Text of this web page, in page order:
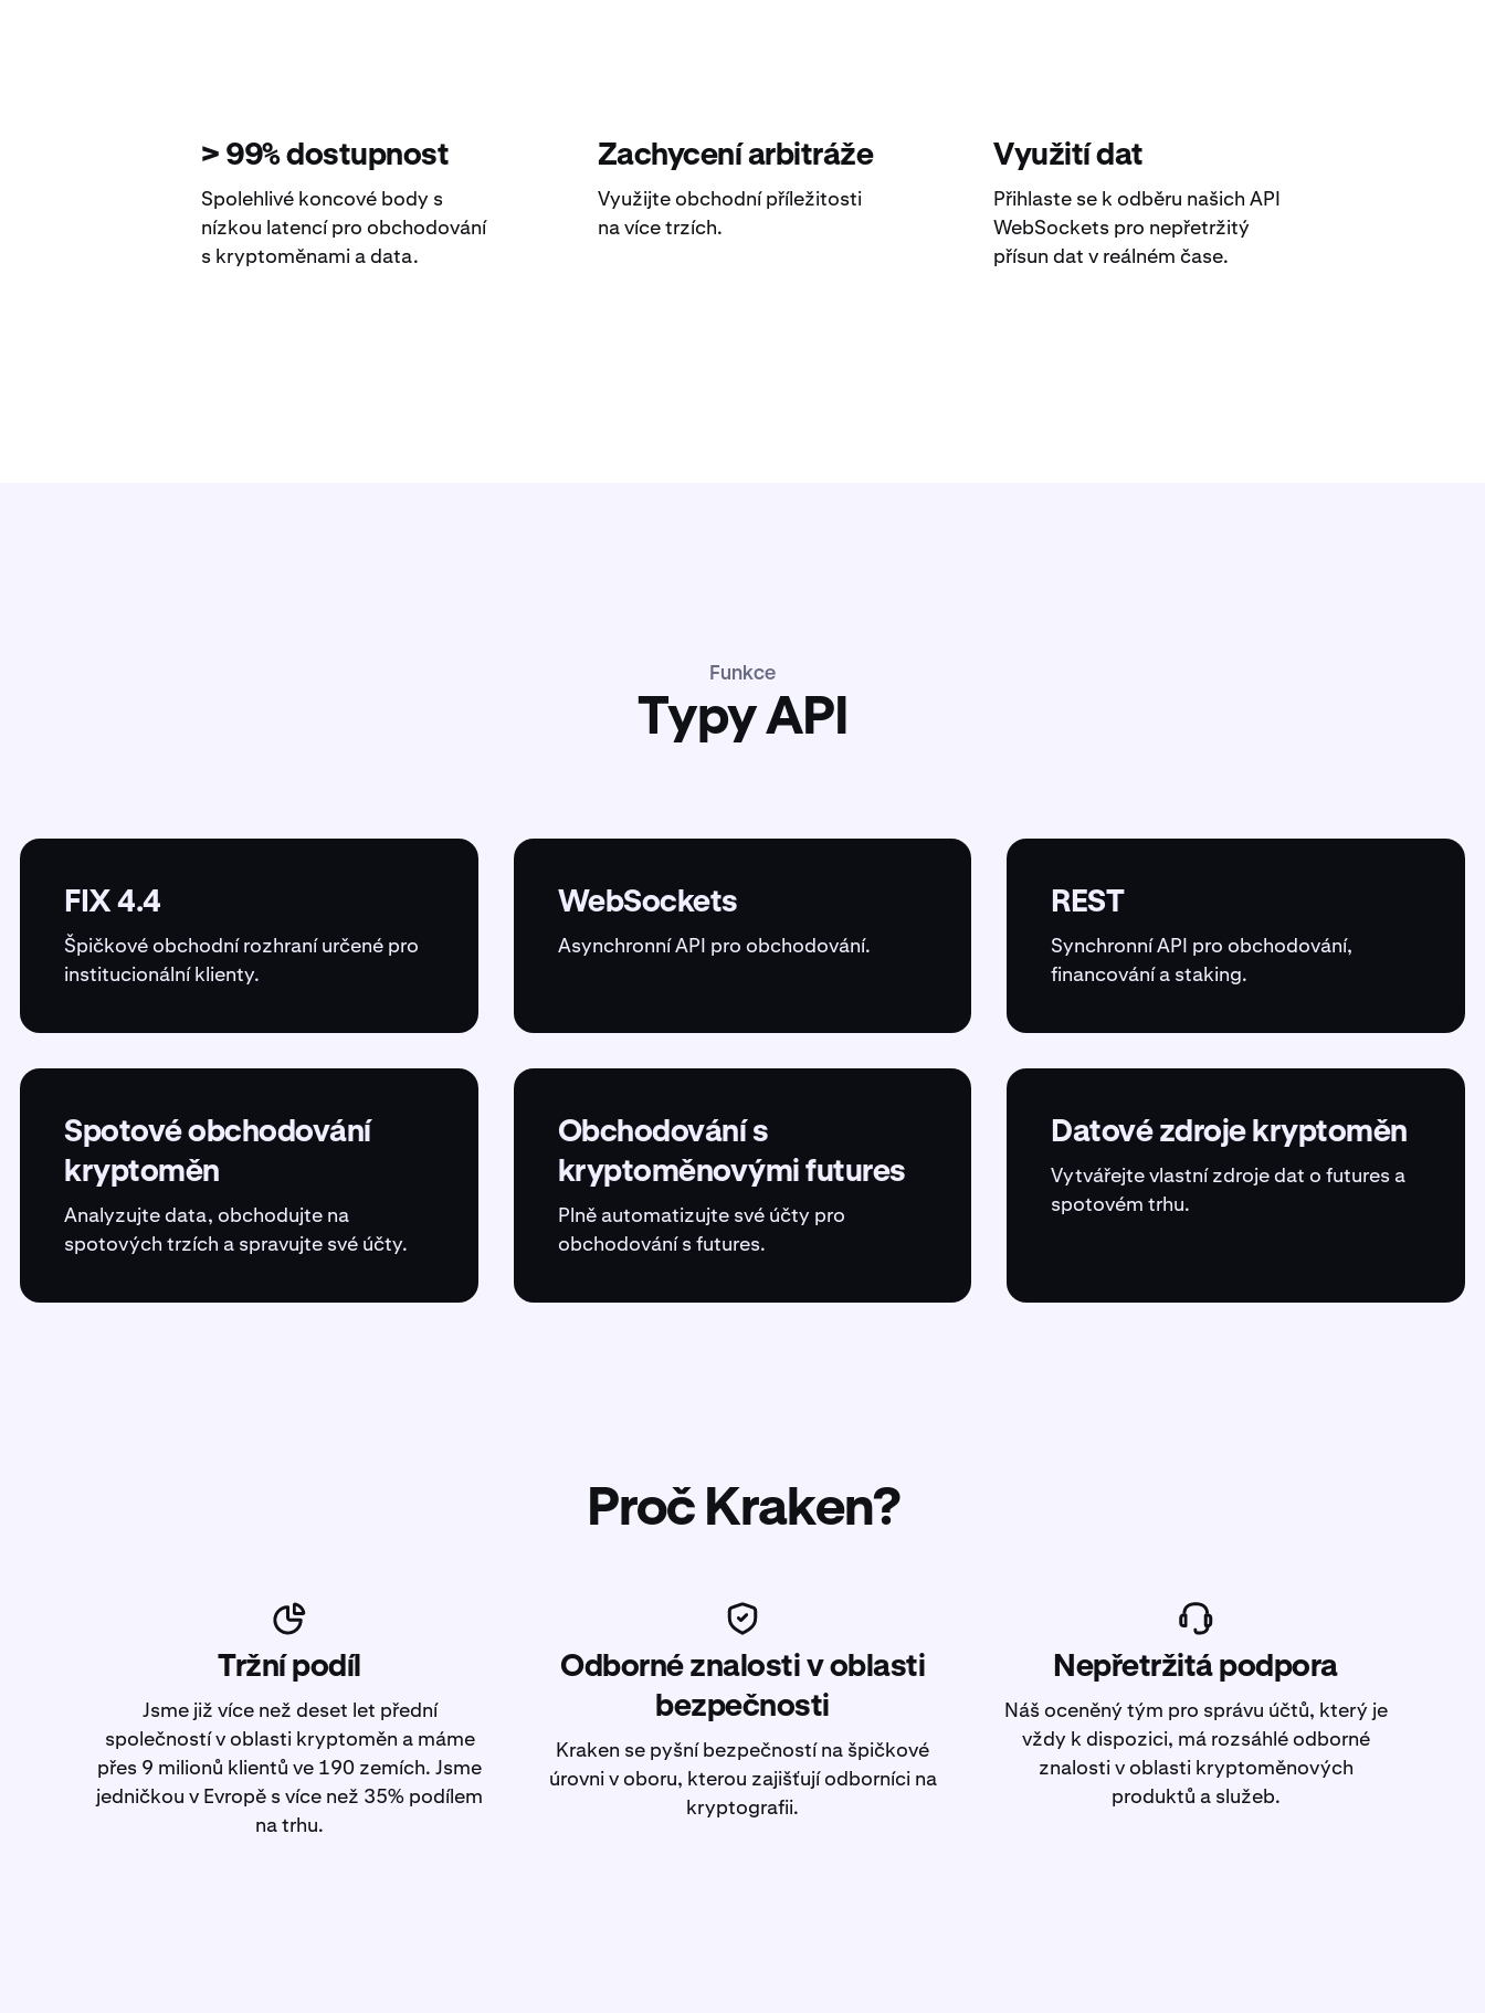
> 99% dostupnost
Spolehlivé koncové body s
nízkou latencí pro obchodování
s kryptoměnami a data.
Zachycení arbitráže
Využijte obchodní příležitosti
na více trzích.
Využití dat
Přihlaste se k odběru našich API
WebSockets pro nepřetržitý
přísun dat v reálném čase.
Funkce
Typy API
FIX 4.4
Špičkové obchodní rozhraní určené pro
institucionální klienty.
WebSockets
Asynchronní API pro obchodování.
REST
Synchronní API pro obchodování,
financování a staking.
Spotové obchodování
kryptoměn
Analyzujte data, obchodujte na
spotových trzích a spravujte své účty.
Obchodování s
kryptoměnovými futures
Plně automatizujte své účty pro
obchodování s futures.
Datové zdroje kryptoměn
Vytvářejte vlastní zdroje dat o futures a
spotovém trhu.
Proč Kraken?
Tržní podíl
Jsme již více než deset let přední
společností v oblasti kryptoměn a máme
přes 9 milionů klientů ve 190 zemích. Jsme
jedničkou v Evropě s více než 35% podílem
na trhu.
Odborné znalosti v oblasti
bezpečnosti
Kraken se pyšní bezpečností na špičkové
úrovni v oboru, kterou zajišťují odborníci na
kryptografii.
Nepřetržitá podpora
Náš oceněný tým pro správu účtů, který je
vždy k dispozici, má rozsáhlé odborné
znalosti v oblasti kryptoměnových
produktů a služeb.